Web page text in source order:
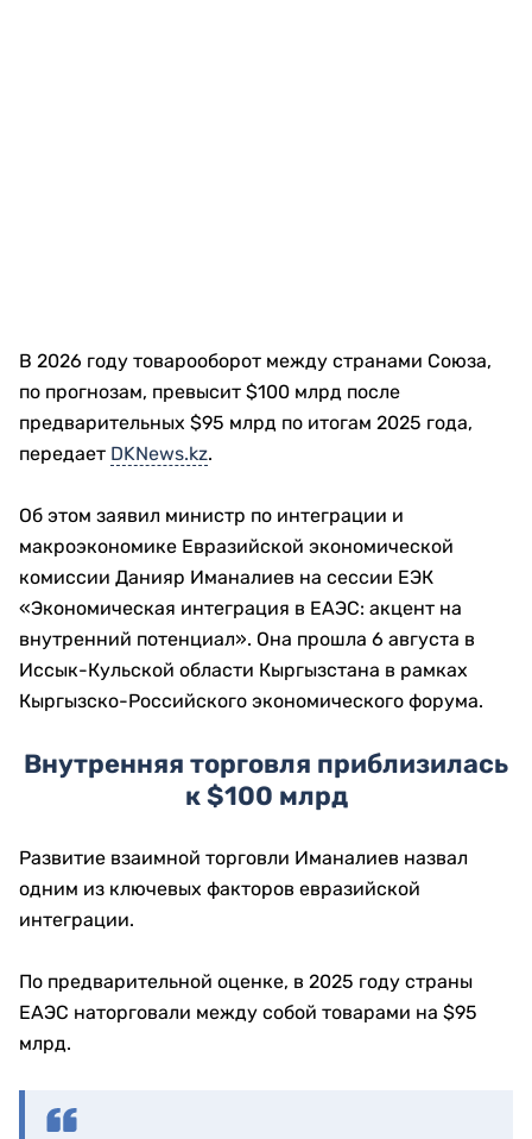
В 2026 году товарооборот между странами Союза,
по прогнозам, превысит $100 млрд после
предварительных $95 млрд по итогам 2025 года,
передает DKNews.kz.
Об этом заявил министр по интеграции и
макроэкономике Евразийской экономической
комиссии Данияр Иманалиев на сессии ЕЭК
«Экономическая интеграция в ЕАЭС: акцент на
внутренний потенциал». Она прошла 6 августа в
Иссык-Кульской области Кыргызстана в рамках
Кыргызско-Российского экономического форума.
Внутренняя торговля приблизилась
к $100 млрд
Развитие взаимной торговли Иманалиев назвал
одним из ключевых факторов евразийской
интеграции.
По предварительной оценке, в 2025 году страны
ЕАЭС наторговали между собой товарами на $95
млрд.